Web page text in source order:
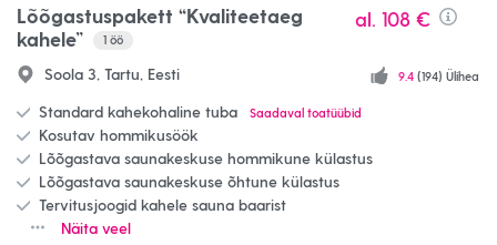
Lõõgastuspakett “Kvaliteetaeg
kahele”
1 öö
al. 108 € Info
Soola 3, Tartu, Eesti 9.4 (194) Ülihea
Standard kahekohaline tuba Saadaval toatüübid
Kosutav hommikusöök
Lõõgastava saunakeskuse hommikune külastus
Lõõgastava saunakeskuse õhtune külastus
Tervitusjoogid kahele sauna baarist
Näita veel